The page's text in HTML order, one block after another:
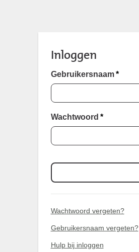
Inloggen
Gebruikersnaam *
Wachtwoord *
Wachtwoord vergeten?
Gebruikersnaam vergeten?
Hulp bij inloggen